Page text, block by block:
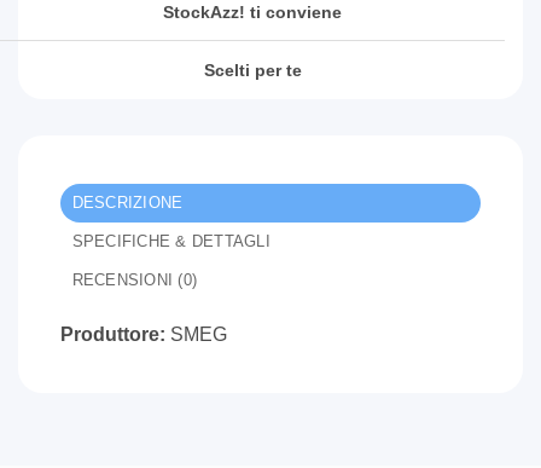
StockAzz! ti conviene
Scelti per te
DESCRIZIONE
SPECIFICHE & DETTAGLI
RECENSIONI (0)
Produttore: SMEG